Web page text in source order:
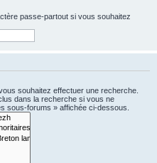
passe-partout si vous souhaitez
souhaitez effectuer une recherche.
dans la recherche si vous ne
sous-forums » affichée ci-dessous.